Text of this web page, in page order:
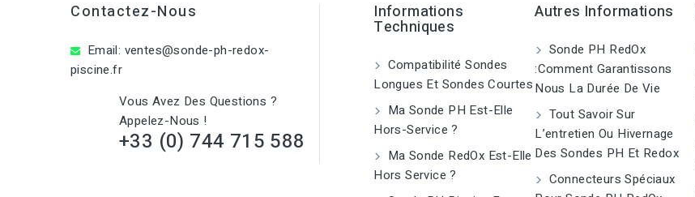
Contactez-Nous
Email: ventes@sonde-ph-redox-
piscine.fr
Vous Avez Des Questions ?
Appelez-Nous !
+33 (0) 744 715 588
Informations
Techniques
Compatibilité Sondes
Longues Et Sondes Courtes
Ma Sonde PH Est-Elle
Hors-Service ?
Ma Sonde RedOx Est-Elle
Hors Service ?
Autres Informations
Sonde PH RedOx
:Comment Garantissons
Nous La Durée De Vie
Tout Savoir Sur
L’entretien Ou Hivernage
Des Sondes PH Et Redox
Connecteurs Spéciaux